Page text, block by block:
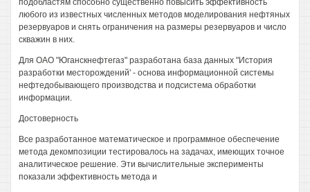
подобластям способно существенно повысить эффективность
любого из известных численных методов моделирования нефтяных
резервуаров и снять ограничения на размеры резервуаров и число
скважин в них.
Для ОАО "Юганскнефтегаз" разработана база данных "История
разработки месторождений' - основа информационной системы
нефтедобывающего производства и подсистема обработки
информации.
Достоверность
Все разработанное математическое и программное обеспечение
метода декомпозиции тестировалось на задачах, имеющих точное
аналитическое решение. Эти вычислительные эксперименты
показали эффективность метода и